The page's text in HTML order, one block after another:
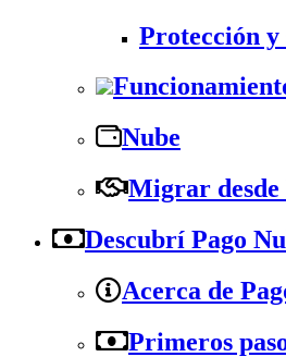
Protección y
Nube
Migrar desde
Descubrí Pago
Acerca de
Primeros